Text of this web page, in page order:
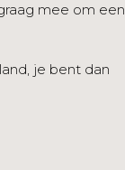
mee om een
je bent dan